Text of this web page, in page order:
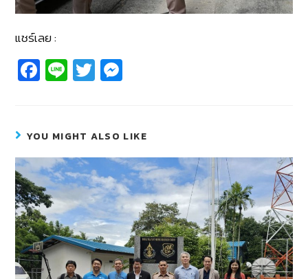
แชร์เลย :
Fa
c
b
o
o
k
Li
n
T
wi
er e
n
g
er
YOU MIGHT ALSO LIKE